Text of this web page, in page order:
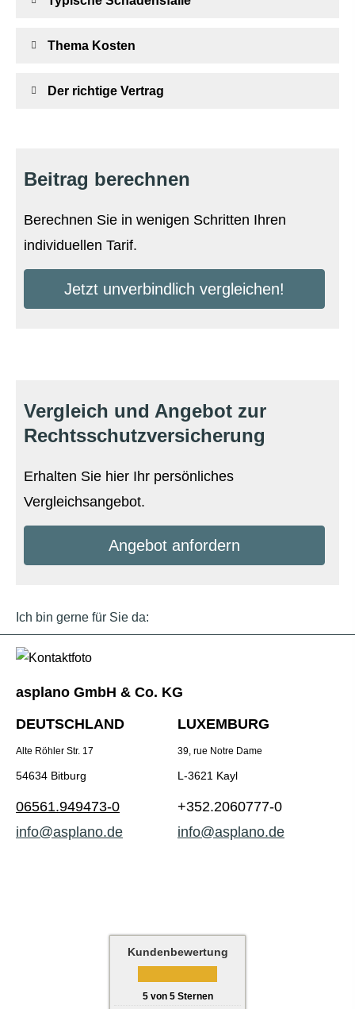
Thema Kosten
Der richtige Vertrag
Beitrag berechnen
Berechnen Sie in wenigen Schritten Ihren
individuellen Tarif.
Jetzt unverbindlich ver­gleichen!
Vergleich und Angebot zur
Rechts­schutz­ver­si­che­rung
Erhalten Sie hier Ihr persönliches
Vergleichsangebot.
An­ge­bot an­for­dern
Ich bin gerne für Sie da:
asplano GmbH & Co. KG
DEUTSCHLAND
Alte Röhler Str. 17
54634 Bitburg
06561.949473-0
info@asplano.de
LUXEMBURG
39, rue Notre Dame
L-3621 Kayl
+352.2060777-0
info@asplano.de
Kundenbewertung
5von 5Sternen